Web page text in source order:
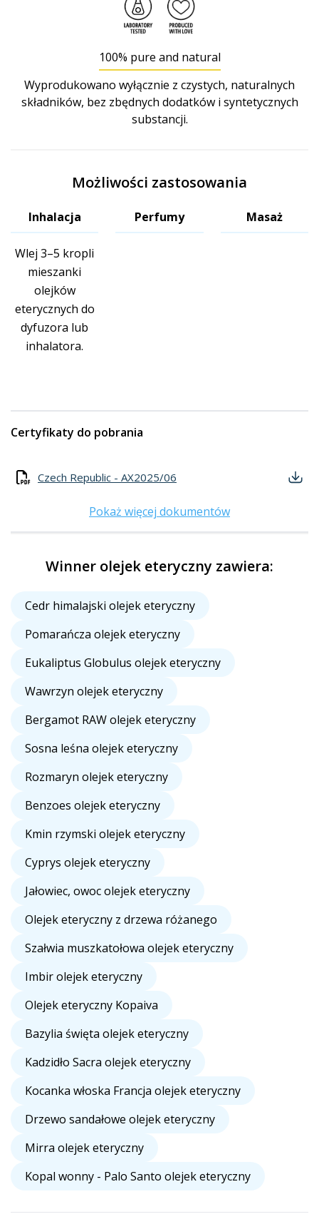
100% pure and natural
Wyprodukowano wyłącznie z czystych, naturalnych
składników, bez zbędnych dodatków i syntetycznych
substancji.
Możliwości zastosowania
Inhalacja
Wlej 3–5 kropli
mieszanki
olejków
eterycznych do
dyfuzora lub
inhalatora.
Perfumy Masaż
Certyfikaty do pobrania
Czech Republic - AX2025/06
Pokaż więcej dokumentów
Winner olejek eteryczny zawiera:
Cedr himalajski olejek eteryczny
Pomarańcza olejek eteryczny
Eukaliptus Globulus olejek eteryczny
Wawrzyn olejek eteryczny
Bergamot RAW olejek eteryczny
Sosna leśna olejek eteryczny
Rozmaryn olejek eteryczny
Benzoes olejek eteryczny
Kmin rzymski olejek eteryczny
Cyprys olejek eteryczny
Jałowiec, owoc olejek eteryczny
Olejek eteryczny z drzewa różanego
Szałwia muszkatołowa olejek eteryczny
Imbir olejek eteryczny
Olejek eteryczny Kopaiva
Bazylia święta olejek eteryczny
Kadzidło Sacra olejek eteryczny
Kocanka włoska Francja olejek eteryczny
Drzewo sandałowe olejek eteryczny
Mirra olejek eteryczny
Kopal wonny - Palo Santo olejek eteryczny